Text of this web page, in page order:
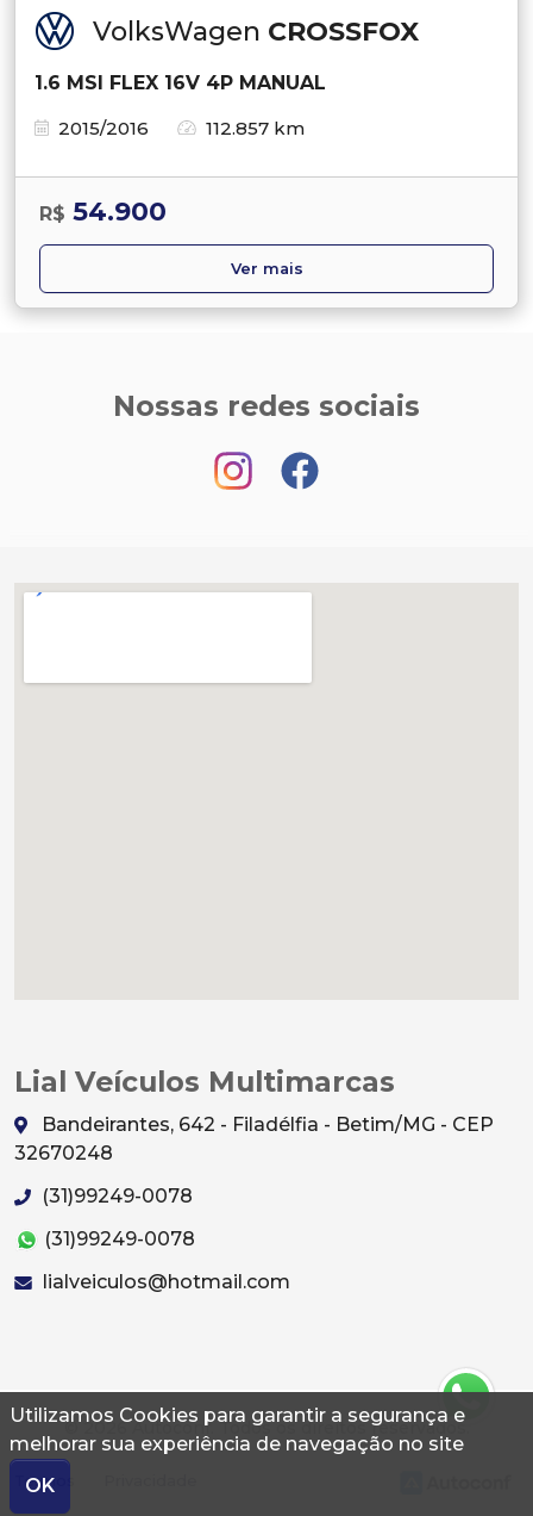
Utilizamos Cookies para garantir a segurança e
melhorar sua experiência de navegação no site
OK
VolksWagen CROSSFOX
1.6 MSI FLEX 16V 4P MANUAL
2015/2016
112.857 km
R$ 54.900
Ver mais
Nossas redes sociais
Lial Veículos Multimarcas
Bandeirantes, 642 - Filadélfia - Betim/MG - CEP
32670248
(31)99249-0078
(31)99249-0078
lialveiculos@hotmail.com
© 2026 Autoconf. Todos os direitos reservados.
Termos